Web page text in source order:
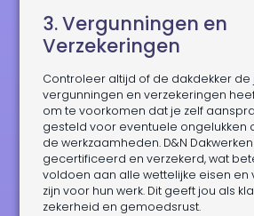
3. Vergunningen en
Verzekeringen
Controleer altijd of de dakdekker de
vergunningen en verzekeringen
om te voorkomen dat je zelf
gesteld voor eventuele ongelukken
de werkzaamheden. D&N
gecertificeerd en verzekerd, wat
voldoen aan alle wettelijke eisen en
zijn voor hun werk. Dit geeft jou als
zekerheid en gemoedsrust.